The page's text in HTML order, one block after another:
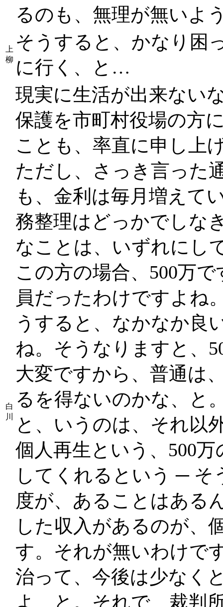
るのも、無理が無いよ
上
柳
そうすると、かなり困
に行く、と…
白
川
現実に生活が出来ない
保護を市町村役場の方
ことも、率直に申し上
ただし、さっき言った
も、金利は毎月増えて
務整理はどっかでしな
なことは、いずれにし
この方の場合、500万
員だったわけですよね
うすると、なかなか良
ね。そうなりますと、
大変ですから、普通は
るを得ないのかな、と
と、いうのは、それ以
個人再生という、500
してくれるという ─ そ
度が、あることはある
した収入があるのが、
す。それが無いわけで
治って、今後は少なく
よ、と。それで、裁判